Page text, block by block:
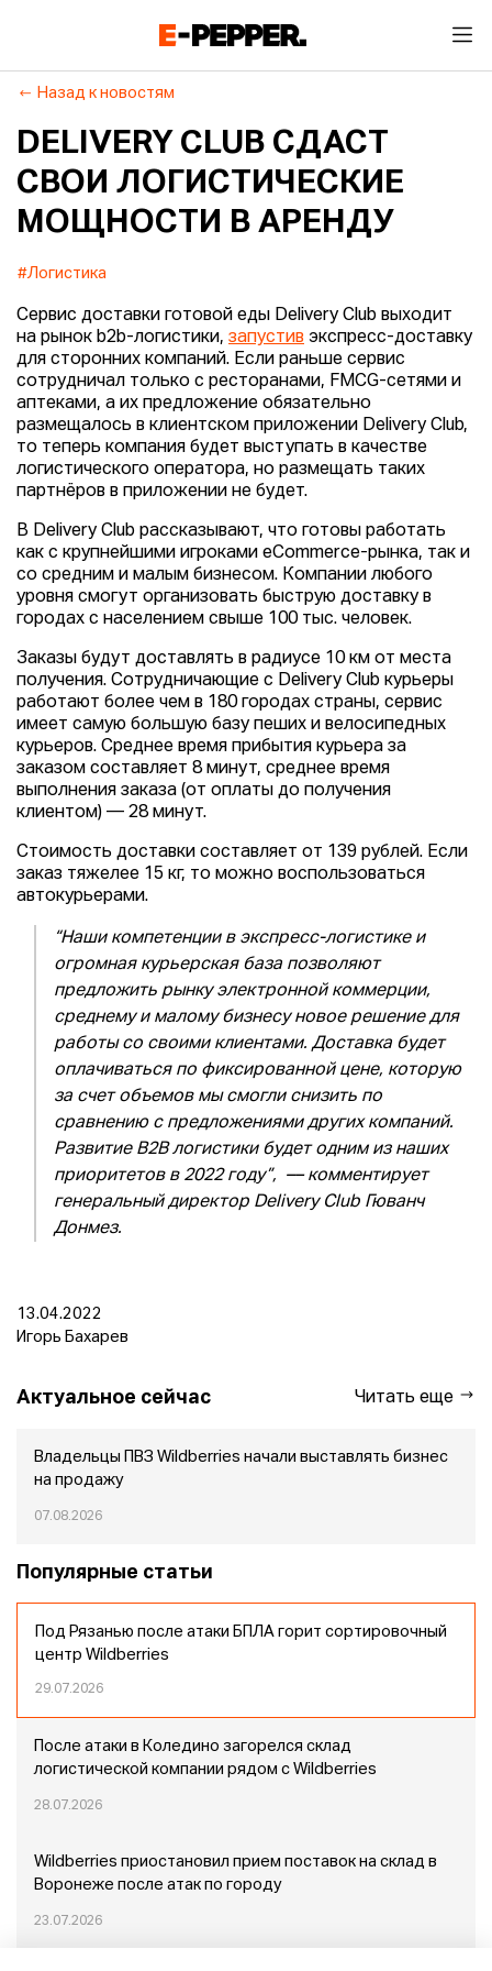
Назад к новостям
DELIVERY CLUB СДАСТ
СВОИ ЛОГИСТИЧЕСКИЕ
МОЩНОСТИ В АРЕНДУ
#Логистика
Сервис доставки готовой еды Delivery Club выходит
на рынок b2b-логистики, запустив экспресс-доставку
для сторонних компаний. Если раньше сервис
сотрудничал только с ресторанами, FMCG-сетями и
аптеками, а их предложение обязательно
размещалось в клиентском приложении Delivery Club,
то теперь компания будет выступать в качестве
логистического оператора, но размещать таких
партнёров в приложении не будет.
В Delivery Club рассказывают, что готовы работать
как с крупнейшими игроками eСommerce-рынка, так и
со средним и малым бизнесом. Компании любого
уровня смогут организовать быструю доставку в
городах с населением свыше 100 тыс. человек.
Заказы будут доставлять в радиусе 10 км от места
получения. Сотрудничающие с Delivery Club курьеры
работают более чем в 180 городах страны, сервис
имеет самую большую базу пеших и велосипедных
курьеров. Среднее время прибытия курьера за
заказом составляет 8 минут, среднее время
выполнения заказа (от оплаты до получения
клиентом) — 28 минут.
Стоимость доставки составляет от 139 рублей. Если
заказ тяжелее 15 кг, то можно воспользоваться
автокурьерами.
“Наши компетенции в экспресс-логистике и
огромная курьерская база позволяют
предложить рынку электронной коммерции,
среднему и малому бизнесу новое решение для
работы со своими клиентами. Доставка будет
оплачиваться по фиксированной цене, которую
за счет объемов мы смогли снизить по
сравнению с предложениями других компаний.
Развитие B2B логистики будет одним из наших
приоритетов в 2022 году”, –– комментирует
генеральный директор Delivery Club Гюванч
Донмез.
13.04.2022
Игорь Бахарев
Актуальное сейчас Читать еще
Владельцы ПВЗ Wildberries начали выставлять бизнес
на продажу
07.08.2026
Популярные статьи
Под Рязанью после атаки БПЛА горит сортировочный
центр Wildberries
29.07.2026
После атаки в Коледино загорелся склад
логистической компании рядом с Wildberries
28.07.2026
Wildberries приостановил прием поставок на склад в
Воронеже после атак по городу
23.07.2026